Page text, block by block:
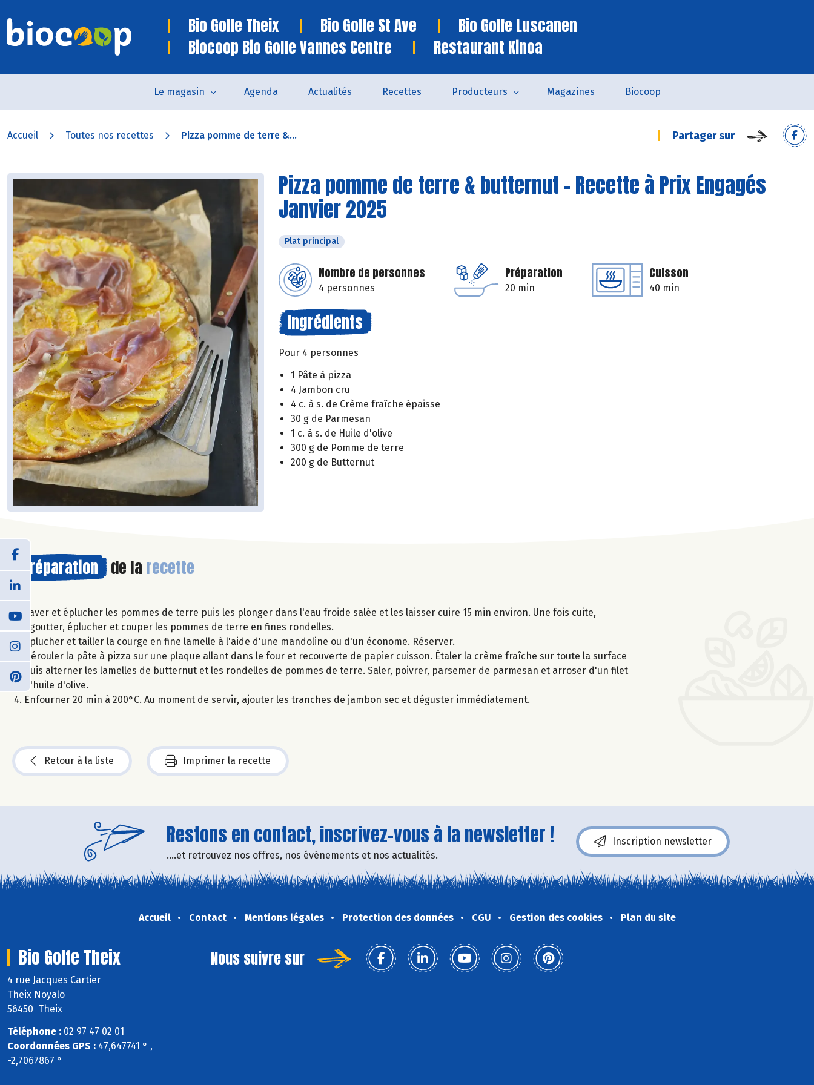
Bio Golfe Theix Bio Golfe St Ave
Bio Golfe Luscanen
Biocoop Bio Golfe Vannes Centre
Restaurant Kinoa
Le magasin Agenda Actualités Recettes Producteurs Magazines Biocoop
Accueil Toutes nos recettes Pizza pomme de terre &... Partager sur
Pizza pomme de terre & butternut - Recette à Prix Engagés
Janvier 2025
Plat principal
Nombre de personnes
4 personnes
Préparation
20 min
Cuisson
40 min
Ingrédients
Pour 4 personnes
1 Pâte à pizza
4 Jambon cru
4 c. à s. de Crème fraîche épaisse
30 g de Parmesan
1 c. à s. de Huile d'olive
300 g de Pomme de terre
200 g de Butternut
Préparation de la recette
Laver et éplucher les pommes de terre puis les plonger dans l'eau froide salée et les laisser cuire 15 min environ. Une fois cuite,
égoutter, éplucher et couper les pommes de terre en fines rondelles.
Éplucher et tailler la courge en fine lamelle à l'aide d'une mandoline ou d'un économe. Réserver.
Dérouler la pâte à pizza sur une plaque allant dans le four et recouverte de papier cuisson. Étaler la crème fraîche sur toute la surface
puis alterner les lamelles de butternut et les rondelles de pommes de terre. Saler, poivrer, parsemer de parmesan et arroser d'un filet
d'huile d'olive.
Enfourner 20 min à 200°C. Au moment de servir, ajouter les tranches de jambon sec et déguster immédiatement.
Retour à la liste Imprimer la recette
Restons en contact, inscrivez-vous à la newsletter !
....et retrouvez nos offres, nos événements et nos actualités.
Inscription newsletter
Accueil Contact Mentions légales Protection des données CGU Gestion des cookies Plan du site
Bio Golfe Theix
4 rue Jacques Cartier
Theix Noyalo
56450 Theix
Téléphone : 02 97 47 02 01
Coordonnées GPS : 47,647741 ° ,
-2,7067867 °
Nous suivre sur